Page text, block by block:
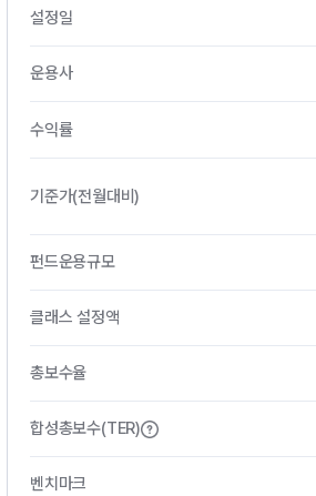
설정일
운용사
수익률
기준가(전월대비)
펀드운용규모
클래스 설정액
총보수율
합성총보수(TER)
벤치마크